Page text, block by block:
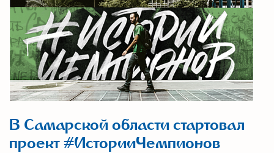
В Самарской области стартовал
проект #ИсторииЧемпионов